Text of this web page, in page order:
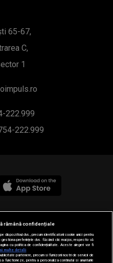
65-67,
C,
1
222.999
222.999
SA, Toate
rămână confidențiale
dispozitivul dvs., precum identificatorii cookie unici pentru
preferințele dvs. făcând clic mai jos, respectiv vă
cu politica de confidențialitate. Aceste alegeri vor fi
multe detalii
partenere, precum si furnizorii nostri de servicii de
functioneze, pentru a personaliza continutul si anunturile